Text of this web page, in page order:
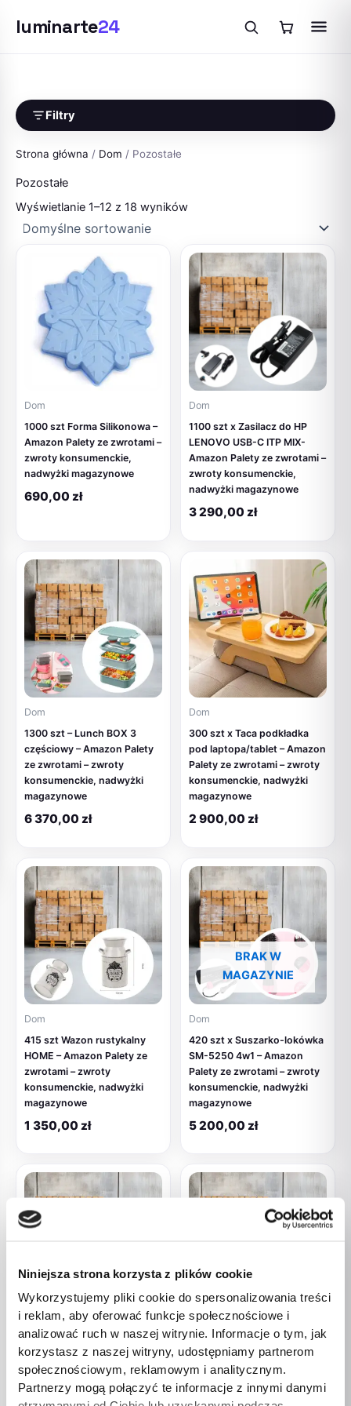
Niniejsza strona korzysta z plików cookie
Wykorzystujemy pliki cookie do spersonalizowania treści
i reklam, aby oferować funkcje społecznościowe i
analizować ruch w naszej witrynie. Informacje o tym, jak
korzystasz z naszej witryny, udostępniamy partnerom
społecznościowym, reklamowym i analitycznym.
Partnerzy mogą połączyć te informacje z innymi danymi
luminarte24
treści
Filtry
Strona główna / Dom / Pozostałe
Pozostałe
Wyświetlanie 1–12 z 18 wyników
Dom
1000 szt Forma Silikonowa –
Amazon Palety ze zwrotami –
zwroty konsumenckie,
nadwyżki magazynowe
690,00 zł
Dom
1100 szt x Zasilacz do HP
LENOVO USB-C ITP MIX-
Amazon Palety ze zwrotami –
zwroty konsumenckie,
nadwyżki magazynowe
3 290,00 zł
Dom
1300 szt – Lunch BOX 3
częściowy – Amazon Palety
ze zwrotami – zwroty
konsumenckie, nadwyżki
magazynowe
6 370,00 zł
Dom
300 szt x Taca podkładka
pod laptopa/tablet – Amazon
Palety ze zwrotami – zwroty
konsumenckie, nadwyżki
magazynowe
2 900,00 zł
Dom
415 szt Wazon rustykalny
HOME – Amazon Palety ze
zwrotami – zwroty
konsumenckie, nadwyżki
magazynowe
1 350,00 zł
BRAK W
MAGAZYNIE
Dom
420 szt x Suszarko-lokówka
SM-5250 4w1 – Amazon
Palety ze zwrotami – zwroty
konsumenckie, nadwyżki
magazynowe
5 200,00 zł
440 szt x Plecaki dziecięce z
Amazon Palety ze zwrotami –
zwroty konsumenckie,
Dom
850 szt – Szczotka do WC –
Amazon Palety ze zwrotami –
zwroty konsumenckie,
nadwyżki magazynowe